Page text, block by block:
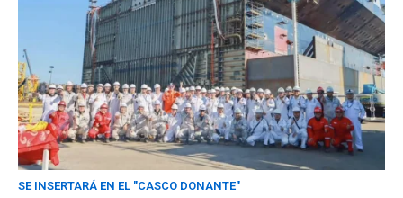
SE INSERTARÁ EN EL "CASCO DONANTE"